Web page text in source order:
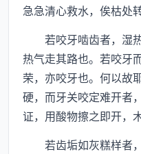
急急清心救水，俟枯处
若咬牙啮齿者，湿热
热气走其路也。若咬牙
荣，亦咬牙也。何以故
硬，而牙关咬定难开者
证，用酸物擦之即开，
若齿垢如灰糕样者，